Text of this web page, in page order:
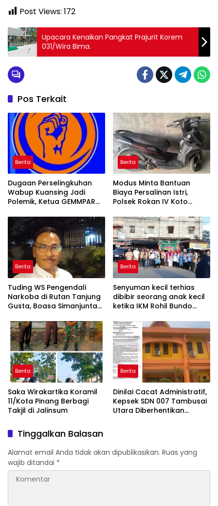
Post Views: 172
Upacara Kenaikan Pangkat Prajurit Korem
031/Wira Bima.
Pos Terkait
Berita
Dugaan Perselingkuhan
Wabup Kuansing Jadi
Polemik, Ketua GEMMPAR
Bisa Dilaporkan
Berita
Modus Minta Bantuan
Biaya Persalinan Istri,
Polsek Rokan IV Koto
Berita
Tuding WS Pengendali
Narkoba di Rutan Tanjung
Gusta, Boasa Simanjuntak:
Pemerasan
Berita
Senyuman kecil terhias
dibibir seorang anak kecil
ketika IKM Rohil Bundo
gratis di ujung tanjung
Berita
Saka Wirakartika Koramil
11/Kota Pinang Berbagi
Takjil di Jalinsum
Berita
Dinilai Cacat Administratif,
Kepsek SDN 007 Tambusai
Utara Diberhentikan
Tinggalkan Balasan
Alamat email Anda tidak akan dipublikasikan. Ruas yang
wajib ditandai *